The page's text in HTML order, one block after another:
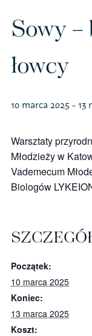
Sklep na ptak
Książki
Budki i karmniki
Sowy
łowcy
10 marca 2025 - 13
Warsztaty
Młodzieży w
Vademecum
Biologów
Początek:
10 marca 2025
Koniec:
13 marca 2025
Koszt: